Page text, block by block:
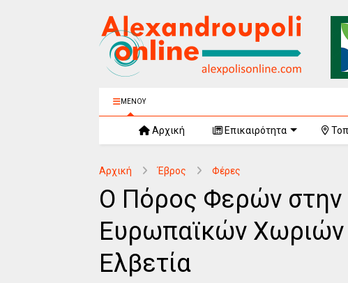
ΜΕΝΟΥ
Αρχική Επικαιρότητα
Αρχική Έβρος Φέρες
Ο Πόρος Φερών στην
Ευρωπαϊκών
Ελβετία